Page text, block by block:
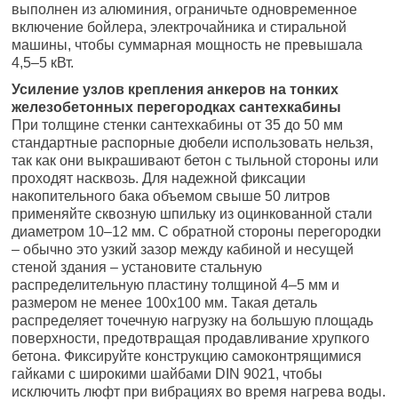
выполнен из алюминия, ограничьте одновременное
включение бойлера, электрочайника и стиральной
машины, чтобы суммарная мощность не превышала
4,5–5 кВт.
Усиление узлов крепления анкеров на тонких
железобетонных перегородках сантехкабины
При толщине стенки сантехкабины от 35 до 50 мм
стандартные распорные дюбели использовать нельзя,
так как они выкрашивают бетон с тыльной стороны или
проходят насквозь. Для надежной фиксации
накопительного бака объемом свыше 50 литров
применяйте сквозную шпильку из оцинкованной стали
диаметром 10–12 мм. С обратной стороны перегородки
– обычно это узкий зазор между кабиной и несущей
стеной здания – установите стальную
распределительную пластину толщиной 4–5 мм и
размером не менее 100х100 мм. Такая деталь
распределяет точечную нагрузку на большую площадь
поверхности, предотвращая продавливание хрупкого
бетона. Фиксируйте конструкцию самоконтрящимися
гайками с широкими шайбами DIN 9021, чтобы
исключить люфт при вибрациях во время нагрева воды.